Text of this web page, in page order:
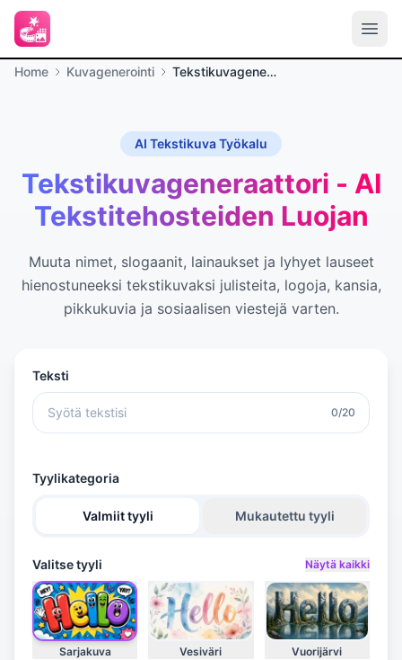
Home Kuvagenerointi Tekstikuvageneraattori
AI Tekstikuva Työkalu
Tekstikuvageneraattori - AI
Tekstitehosteiden Luojan
Muuta nimet, slogaanit, lainaukset ja lyhyet lauseet
hienostuneeksi tekstikuvaksi julisteita, logoja, kansia,
pikkukuvia ja sosiaalisen viestejä varten.
Teksti
0/20
Tyylikategoria
Valmiit tyyli Mukautettu tyyli
Valitse tyyli Näytä kaikki
Sarjakuva Vesiväri Vuorijärvi